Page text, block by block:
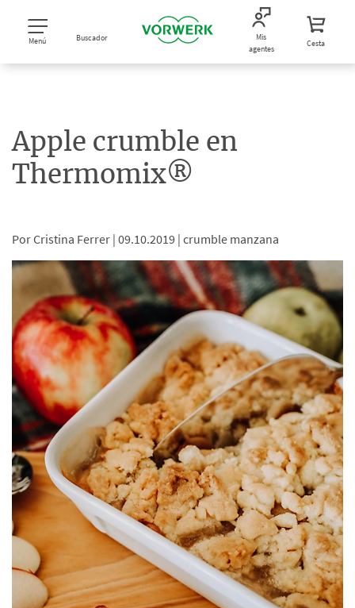
Menú Buscador
Mis
agentes
Cesta
Apple crumble en
Thermomix®
Por Cristina Ferrer | 09.10.2019 | crumble manzana